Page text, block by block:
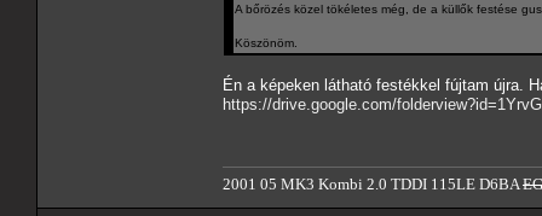
A bőrözés közel tökéletes még, de a küllők festése
Köszönöm.
Én a képeken látható festékkel fújtam újra.
https://drive.google.com/
2001 05 MK3 Kombi 2.0 TDDI 115LE D6BA